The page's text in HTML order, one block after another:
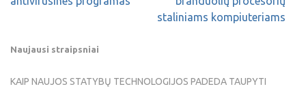
staliniams kompiuteriams
Naujausi straipsniai
KAIP NAUJOS STATYBŲ TECHNOLOGIJOS PADEDA TAUPYTI